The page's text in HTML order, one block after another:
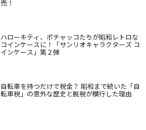
売！
ハローキティ、ポチャッコたちが昭和レトロな
コインケースに！「サンリオキャラクターズ コ
インケース」第２弾
自転車を持つだけで税金？ 昭和まで続いた「自
転車税」の意外な歴史と脱税が横行した理由